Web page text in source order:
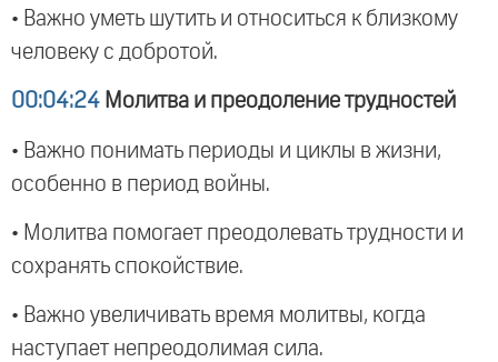
• Важно уметь шутить и относиться к близкому
человеку с добротой.
00:04:24 Молитва и преодоление трудностей
• Важно понимать периоды и циклы в жизни,
особенно в период войны.
• Молитва помогает преодолевать трудности и
сохранять спокойствие.
• Важно увеличивать время молитвы, когда
наступает непреодолимая сила.